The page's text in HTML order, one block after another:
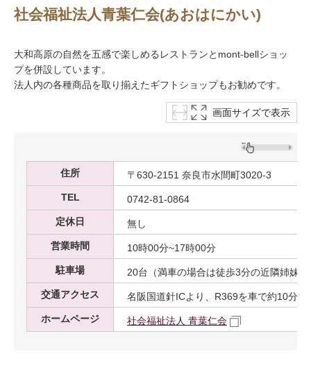
社会福祉法人青葉仁会(あおはにかい)
大和高原の自然を五感で楽しめるレストランとmont-bellショッ
プを併設しています。
法人内の各種商品を取り揃えたギフトショップもお勧めです。
画面サイズで表示
住所
〒630-2151 奈良市水間町3020-3
TEL
0742-81-0864
定休日
無し
営業時間
10時00分~17時00分
駐車場
20台（満車の場合は徒歩3分の近隣姉妹
交通アクセス
名阪国道針ICより、R369を車で約10分
ホームページ
社会福祉法人 青葉仁会